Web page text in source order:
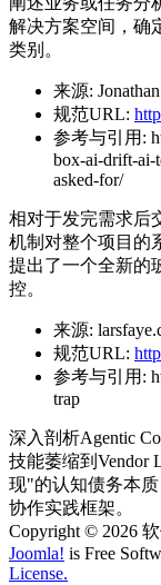
解决方案空间，确
类别。
来源:
规范URL:
参考与引用:
box-ai-drift-ai-
asked-for/
相对于发完需求后
机制对整个项目的
提出了一个全新的
控。
来源:
规范URL:
参考与引用:
trap
深入剖析Agentic
技能萎缩到Vendor
现"的认知债务本
协作实践框架。
Copyright © 2026
Joomla! is Free
License.